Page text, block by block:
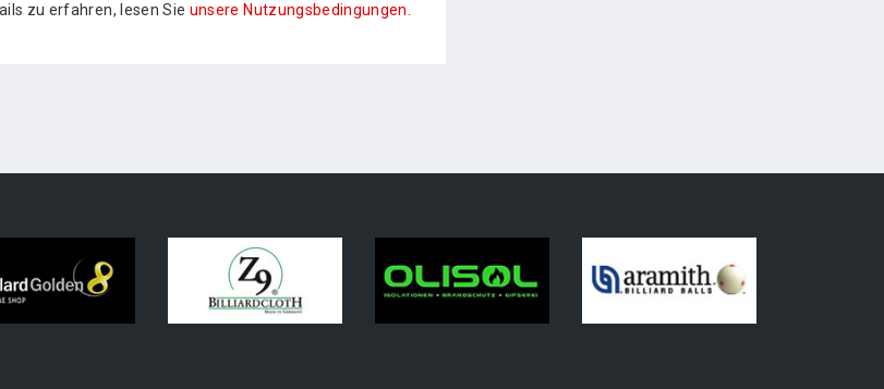
zu erfahren, lesen Sie unsere Nutzungsbedingungen.